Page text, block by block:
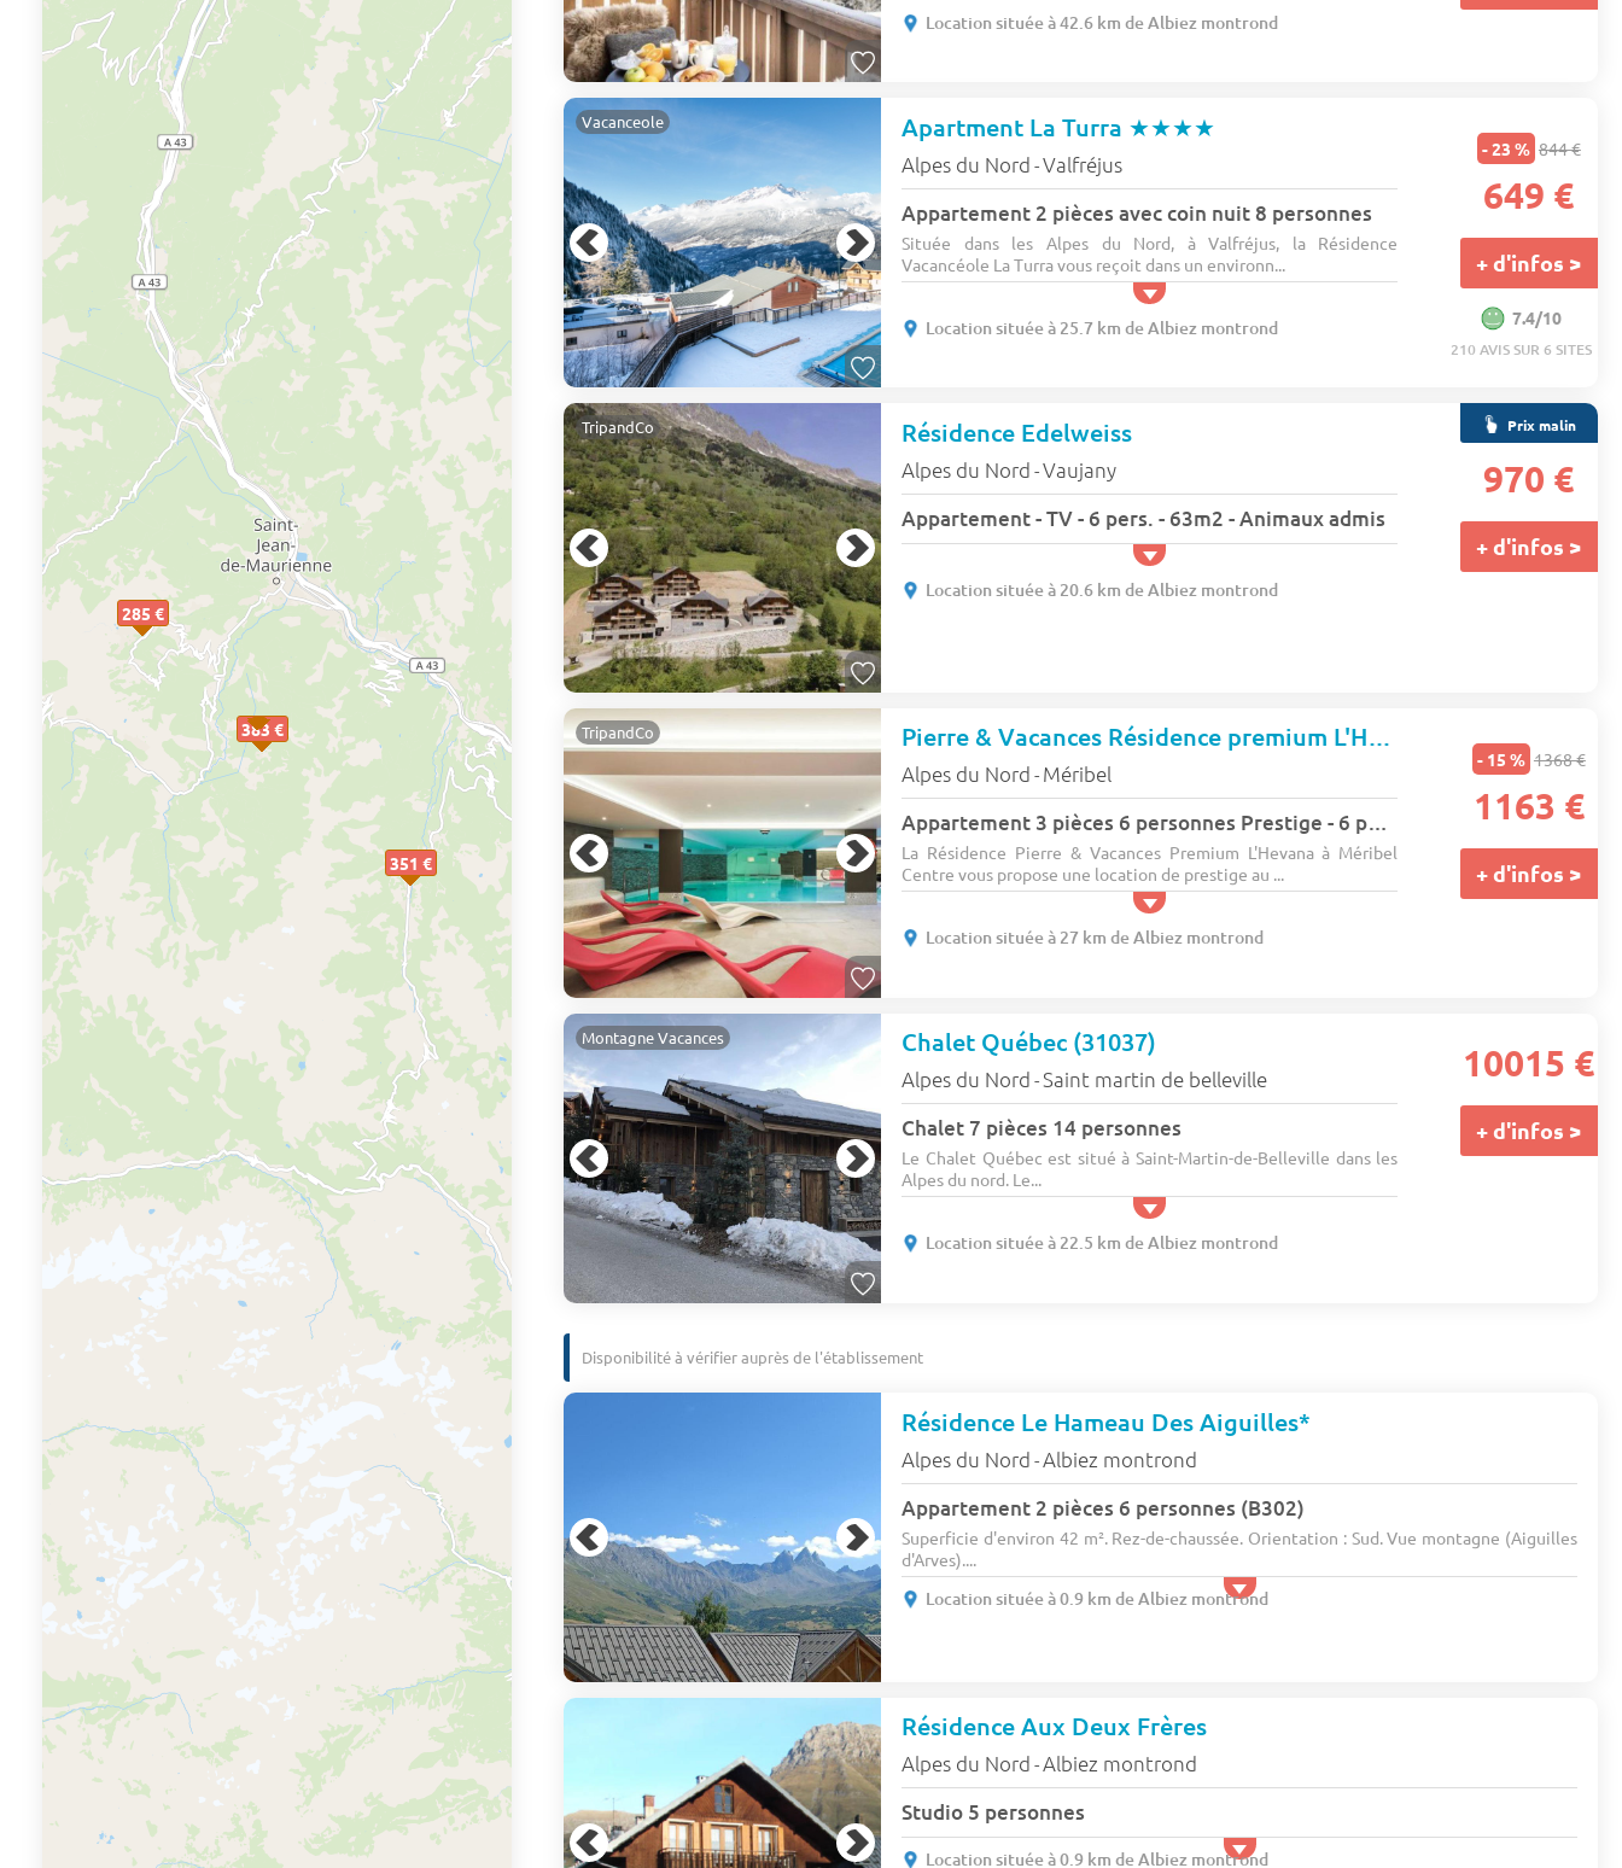
383 €
285 €
351 €
Location située à 42.6 km de Albiez montrond
Vacanceole Apartment La Turra ★★★★
Alpes du Nord -Valfréjus
Appartement 2 pièces avec coin nuit 8 personnes
Située dans les Alpes du Nord, à Valfréjus, la Résidence
Vacancéole La Turra vous reçoit dans un environn...
Location située à 25.7 km de Albiez montrond
- 23 % 844 €
649 €
+ d'infos >
7.4/10
210 AVIS SUR 6 SITES
TripandCo Résidence Edelweiss
Alpes du Nord -Vaujany
Appartement - TV - 6 pers. - 63m2 - Animaux admis
Location située à 20.6 km de Albiez montrond
Prix malin
970 €
+ d'infos >
TripandCo Pierre & Vacances Résidence premium L'Hévana ★★★★★
Alpes du Nord - Méribel
Appartement 3 pièces 6 personnes Prestige - 6 pers. - 60m2 - TV - Animaux admis
La Résidence Pierre & Vacances Premium L'Hevana à Méribel
Centre vous propose une location de prestige au ...
Location située à 27 km de Albiez montrond
- 15 % 1368 €
1163 €
+ d'infos >
Montagne Vacances Chalet Québec (31037)
Alpes du Nord -Saint martin de belleville
Chalet 7 pièces 14 personnes
Le Chalet Québec est situé à Saint-Martin-de-Belleville dans les
Alpes du nord. Le...
Location située à 22.5 km de Albiez montrond
10015 €
+ d'infos >
Disponibilité à vérifier auprès de l'établissement
Résidence Le Hameau Des Aiguilles*
Alpes du Nord -Albiez montrond
Appartement 2 pièces 6 personnes (B302)
Superficie d'environ 42 m². Rez-de-chaussée. Orientation : Sud. Vue montagne (Aiguilles
d'Arves)....
Location située à 0.9 km de Albiez montrond
Résidence Aux Deux Frères
Alpes du Nord -Albiez montrond
Studio 5 personnes
Location située à 0.9 km de Albiez montrond